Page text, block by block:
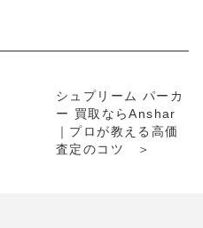
シュプリーム パーカ
ー 買取ならAnshar
｜プロが教える高価
査定のコツ ＞